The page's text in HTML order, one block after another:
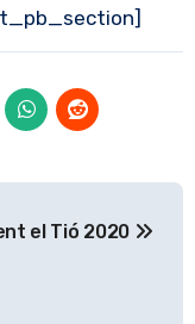
el Tió 2020